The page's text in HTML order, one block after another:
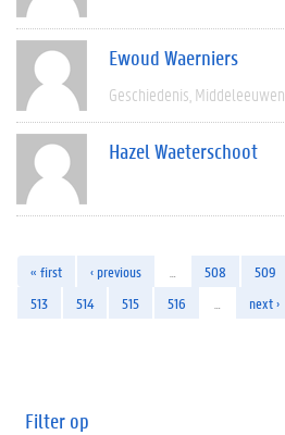
Ewoud Waerniers
Geschiedenis Middeleeuwen
Hazel Waeterschoot
« first ‹ previous 508 509
513
514 515 516 next ›
Filter op